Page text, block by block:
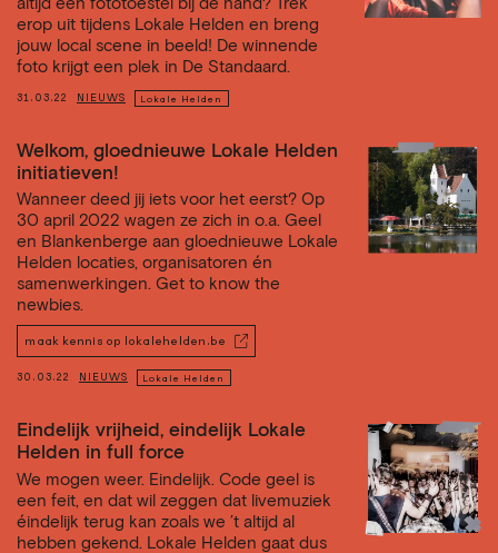
altijd een fototoestel bij de hand? Trek
erop uit tijdens Lokale Helden en breng
jouw local scene in beeld! De winnende
foto krijgt een plek in De Standaard.
31.03.22 NIEUWS Lokale Helden
Welkom, gloednieuwe Lokale Helden
initiatieven!
Wanneer deed jij iets voor het eerst? Op
30 april 2022 wagen ze zich in o.a. Geel
en Blankenberge aan gloednieuwe Lokale
Helden locaties, organisatoren én
samenwerkingen. Get to know the
newbies.
maak kennis op lokalehelden.be
30.03.22 NIEUWS Lokale Helden
Eindelijk vrijheid, eindelijk Lokale
Helden in full force
We mogen weer. Eindelijk. Code geel is
een feit, en dat wil zeggen dat livemuziek
éindelijk terug kan zoals we ’t altijd al
hebben gekend. Lokale Helden gaat dus